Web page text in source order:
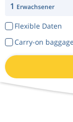
1 Erwachsener
Flexible Daten
Carry-on baggage